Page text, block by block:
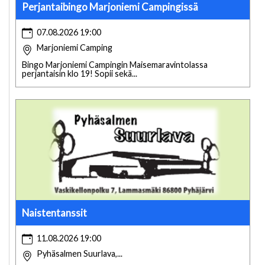
Perjantaibingo Marjoniemi Campingissä
07.08.2026 19:00
Marjoniemi Camping
Bingo Marjoniemi Campingin Maisemaravintolassa
perjantaisin klo 19! Sopii sekä...
Naistentanssit
11.08.2026 19:00
Pyhäsalmen Suurlava,...